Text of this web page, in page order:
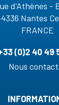
d'Athènes -
Nantes
FRANCE
(0)2 40 49
Nous